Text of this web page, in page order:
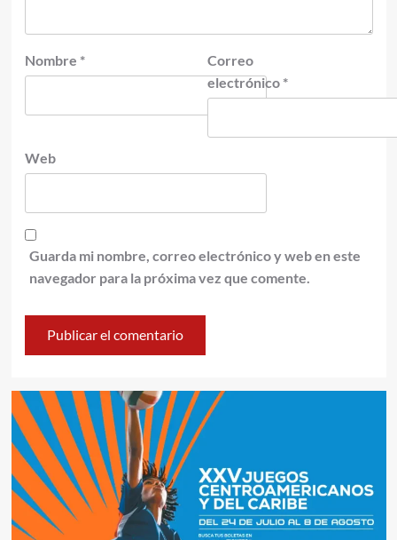
Nombre *
Correo
electrónico *
Web
Guarda mi nombre, correo electrónico y web en este
navegador para la próxima vez que comente.